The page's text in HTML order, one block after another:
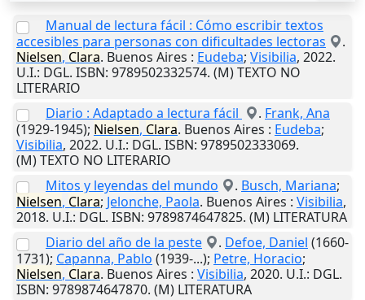
Manual de lectura fácil : Cómo escribir textos
accesibles para personas con dificultades lectoras
.
Nielsen, Clara. Buenos Aires : Eudeba; Visibilia, 2022.
U.I.: DGL. ISBN: 9789502332574. (M) TEXTO NO
LITERARIO
Diario : Adaptado a lectura fácil
. Frank, Ana
(1929-1945); Nielsen, Clara. Buenos Aires : Eudeba;
Visibilia, 2022. U.I.: DGL. ISBN: 9789502333069.
(M) TEXTO NO LITERARIO
Mitos y leyendas del mundo
. Busch, Mariana;
Nielsen, Clara; Jelonche, Paola. Buenos Aires : Visibilia,
2018. U.I.: DGL. ISBN: 9789874647825. (M) LITERATURA
Diario del año de la peste
. Defoe, Daniel (1660-
1731); Capanna, Pablo (1939-...); Petre, Horacio;
Nielsen, Clara. Buenos Aires : Visibilia, 2020. U.I.: DGL.
ISBN: 9789874647870. (M) LITERATURA